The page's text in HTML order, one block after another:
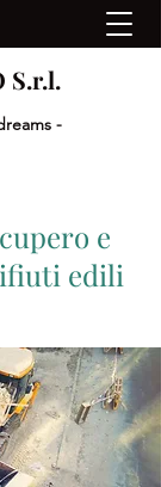
S.r.l.
-
e
edili